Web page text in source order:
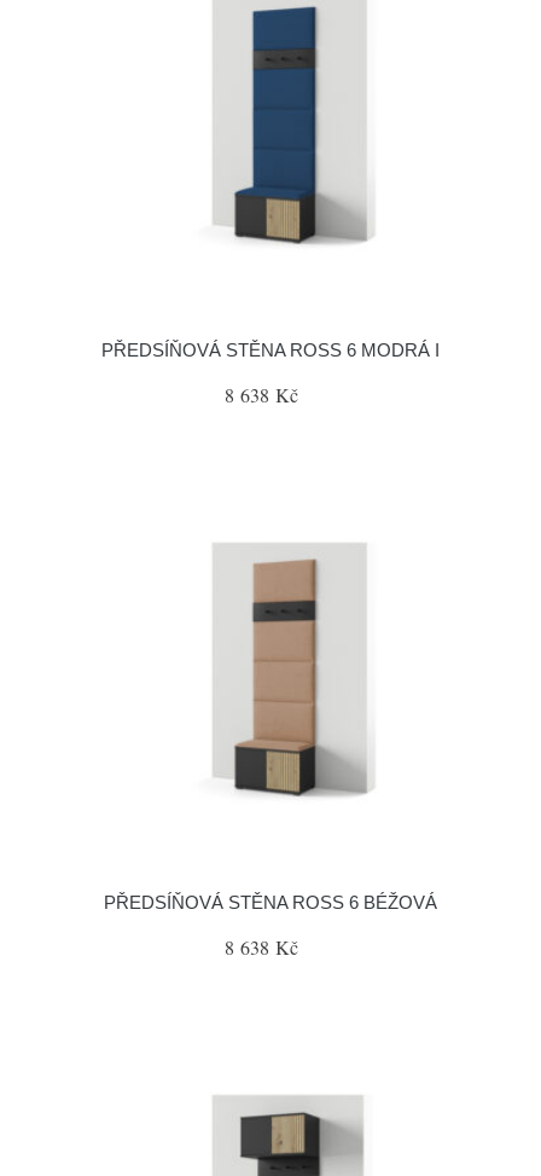
PŘEDSÍŇOVÁ STĚNA ROSS 6 MODRÁ I
8 638 Kč
PŘEDSÍŇOVÁ STĚNA ROSS 6 BÉŽOVÁ
8 638 Kč